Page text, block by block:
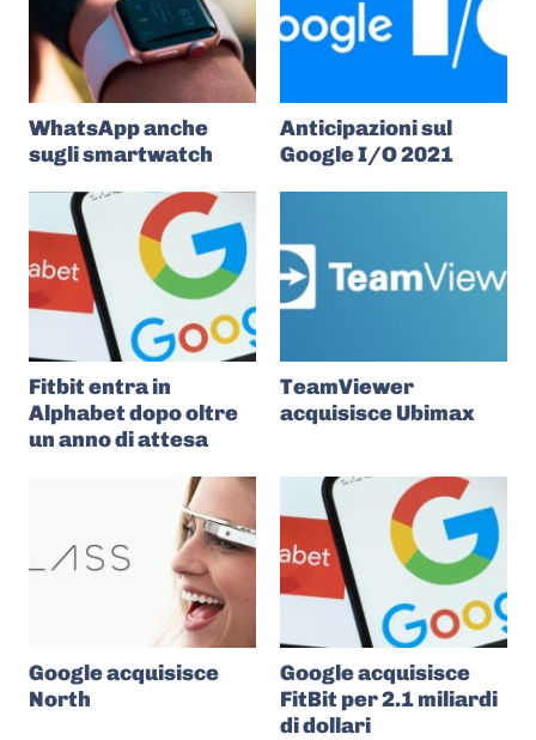
WhatsApp anche
sugli smartwatch
Anticipazioni sul
Google I/O 2021
Fitbit entra in
Alphabet dopo oltre
un anno di attesa
TeamViewer
acquisisce Ubimax
Google acquisisce
North
Google acquisisce
FitBit per 2.1 miliardi
di dollari